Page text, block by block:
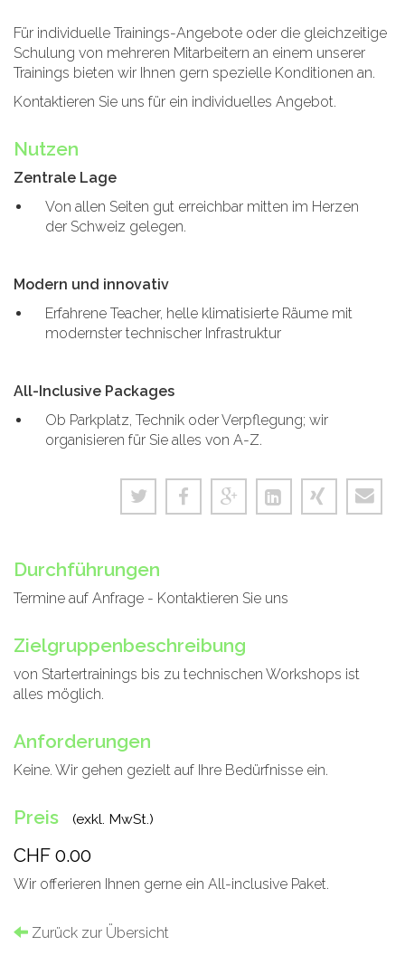
Für individuelle Trainings-Angebote oder die gleichzeitige
Schulung von mehreren Mitarbeitern an einem unserer
Trainings bieten wir Ihnen gern spezielle Konditionen an.
Kontaktieren Sie uns für ein individuelles Angebot.
Nutzen
Zentrale Lage
Von allen Seiten gut erreichbar mitten im Herzen
der Schweiz gelegen.
Modern und innovativ
Erfahrene Teacher, helle klimatisierte Räume mit
modernster technischer Infrastruktur
All-Inclusive Packages
Ob Parkplatz, Technik oder Verpflegung; wir
organisieren für Sie alles von A-Z.
Durchführungen
Termine auf Anfrage - Kontaktieren Sie uns
Zielgruppenbeschreibung
von Startertrainings bis zu technischen Workshops ist
alles möglich.
Anforderungen
Keine. Wir gehen gezielt auf Ihre Bedürfnisse ein.
Preis (exkl. MwSt.)
CHF 0.00
Wir offerieren Ihnen gerne ein All-inclusive Paket.
Zurück zur Übersicht